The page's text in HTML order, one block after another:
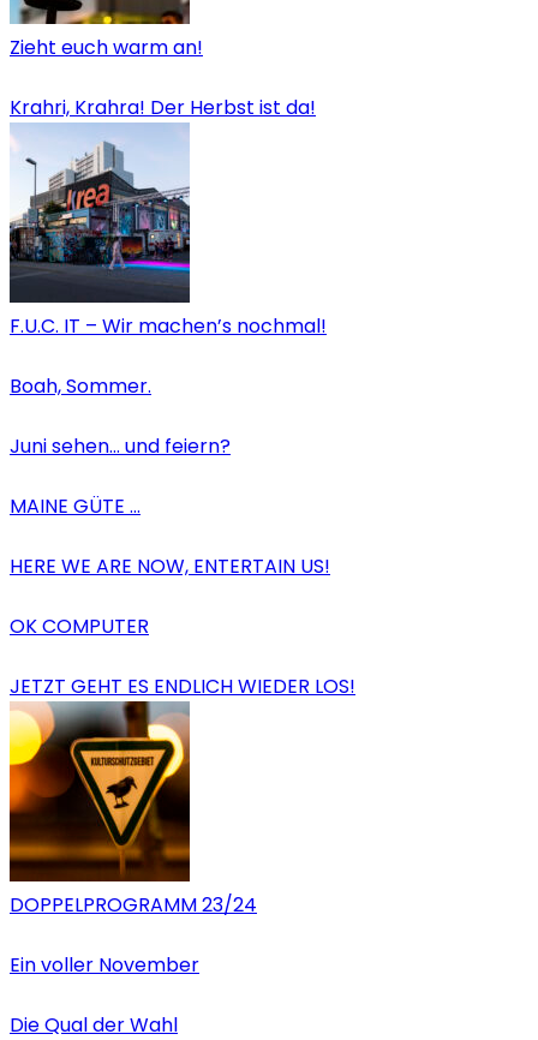
Zieht euch warm an!
Krahri, Krahra! Der Herbst ist da!
F.U.C. IT – Wir machen’s nochmal!
Boah, Sommer.
Juni sehen… und feiern?
MAINE GÜTE …
HERE WE ARE NOW, ENTERTAIN US!
OK COMPUTER
JETZT GEHT ES ENDLICH WIEDER LOS!
DOPPELPROGRAMM 23/24
Ein voller November
Die Qual der Wahl